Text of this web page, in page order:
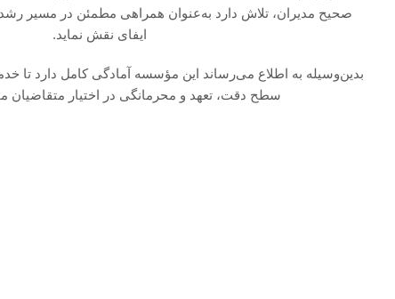
صحیح مدیران، تلاش دارد به‌عنوان همراهی مطمئن در مسیر
ایفای نقش نماید.
بدین‌وسیله به اطلاع می‌رساند این مؤسسه آمادگی کامل دارد تا
سطح دقت، تعهد و محرمانگی در اختیار متقاضیان